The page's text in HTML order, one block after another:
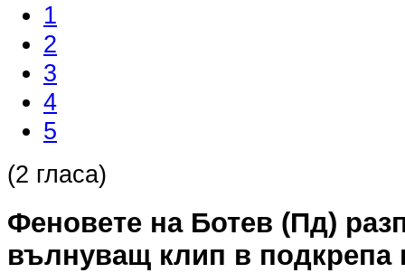
1
2
3
4
5
(2 гласа)
Феновете на Ботев (Пд)
вълнуващ клип в подкрепа